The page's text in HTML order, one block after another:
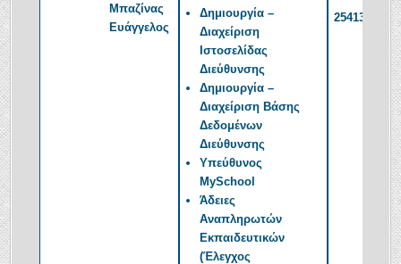
Μπαζίνας
Ευάγγελος
Δημιουργία –
Διαχείριση
Ιστοσελίδας
Διεύθυνσης
Δημιουργία –
Διαχείριση Βάσης
Δεδομένων
Διεύθυνσης
Υπεύθυνος
MySchool
Άδειες
Αναπληρωτών
Εκπαιδευτικών
(Έλεγχος
2541350382